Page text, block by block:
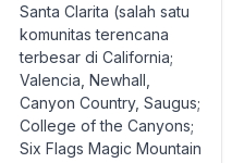
Santa Clarita (salah satu
komunitas terencana
terbesar di California;
Valencia, Newhall,
Canyon Country, Saugus;
College of the Canyons;
Six Flags Magic Mountain